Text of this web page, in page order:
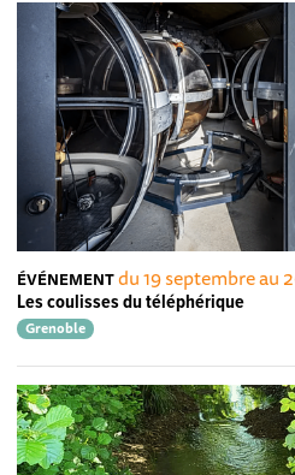
ÉVÉNEMENTdu 19 septembre au
Les coulisses du téléphérique
Grenoble